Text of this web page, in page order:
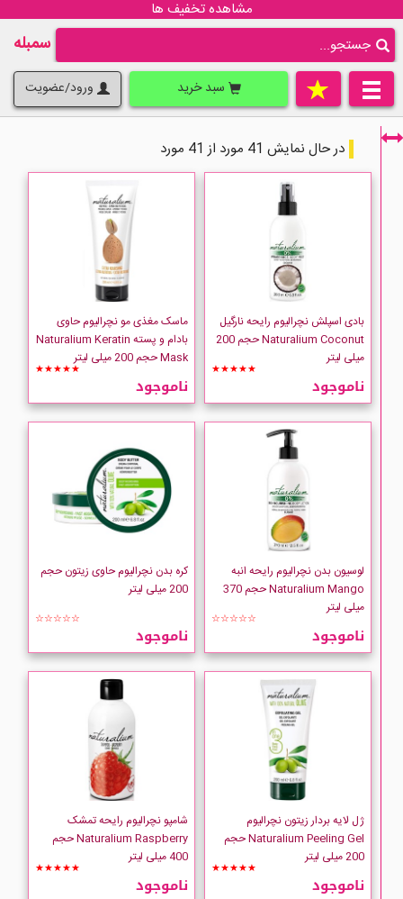
مشاهده تخفیف ها
سمبله
سبد خرید ورود/عضویت
فقط نمایش کالاهای موجود
Naturalium
در حال نمایش 41 مورد از 41 مورد
بادی اسپلش نچرالیوم رایحه نارگیل
Naturalium Coconut حجم 200
میلی لیتر
★★★★★
ناموجود
ماسک مغذی مو نچرالیوم حاوی
بادام و پسته Naturalium Keratin
Mask حجم 200 میلی لیتر
★★★★★
ناموجود
لوسیون بدن نچرالیوم رایحه انبه
Naturalium Mango حجم 370
میلی لیتر
☆☆☆☆☆
ناموجود
کره بدن نچرالیوم حاوی زیتون حجم
200 میلی لیتر
☆☆☆☆☆
ناموجود
ژل لایه بردار زیتون نچرالیوم
Naturalium Peeling Gel حجم
200 میلی لیتر
★★★★★
ناموجود
شامپو نچرالیوم رایحه تمشک
Naturalium Raspberry حجم
400 میلی لیتر
★★★★★
ناموجود